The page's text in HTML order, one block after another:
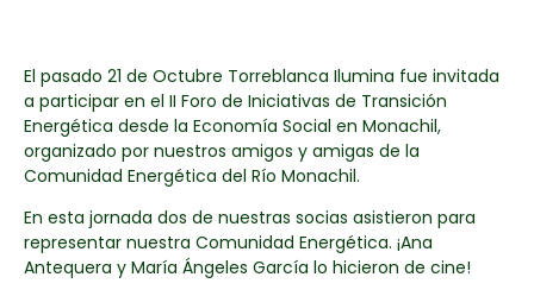
El pasado 21 de Octubre Torreblanca Ilumina fue invitada
a participar en el II Foro de Iniciativas de Transición
Energética desde la Economía Social en Monachil,
organizado por nuestros amigos y amigas de la
Comunidad Energética del Río Monachil.
En esta jornada dos de nuestras socias asistieron para
representar nuestra Comunidad Energética. ¡Ana
Antequera y María Ángeles García lo hicieron de cine!